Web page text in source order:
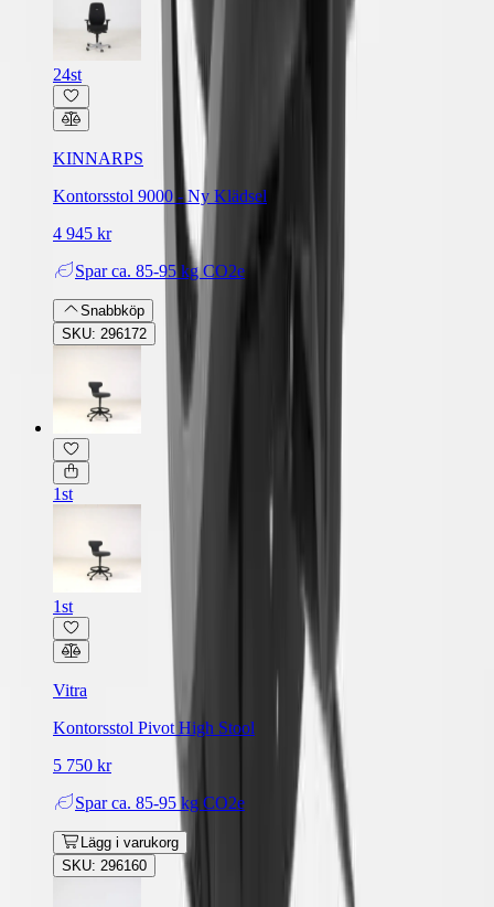
24st
KINNARPS
Kontorsstol 9000 - Ny Klädsel
4 945 kr
Spar ca. 85-95 kg CO2e
Snabbköp
SKU: 296172
1st
1st
Vitra
Kontorsstol Pivot High Stool
5 750 kr
Spar ca. 85-95 kg CO2e
Lägg i varukorg
SKU: 296160